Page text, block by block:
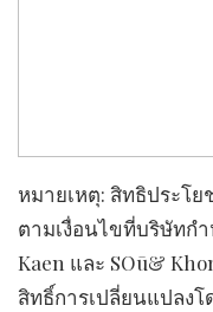
หมายเหตุ: สิทธิประโ
ตามเงื่อนไขที่บริษัทก
Kaen และ SOū&
สิทธิ์การเปลี่ยนแปลง